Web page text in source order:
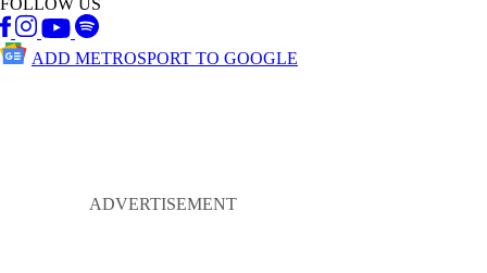
ADD METROSPORT TO GOOGLE